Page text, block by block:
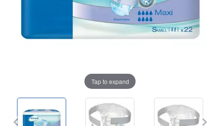
Tap to expand